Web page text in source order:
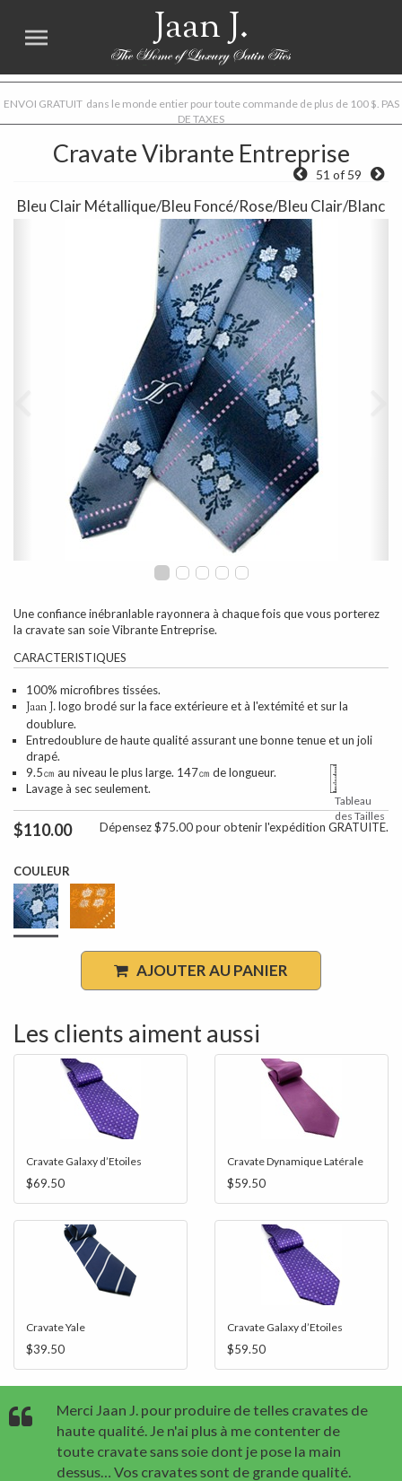
Jaan J.
ENVOI GRATUIT dans le monde entier pour toute commande de plus de 100 $. PAS
DE TAXES
Cravate Vibrante Entreprise
51 of 59
Bleu Clair Métallique/Bleu Foncé/Rose/Bleu Clair/Blanc
Previous
Une confiance inébranlable rayonnera à chaque fois que vous porterez
la cravate san soie Vibrante Entreprise.
CARACTERISTIQUES
100% microfibres tissées.
Jaan J.logo brodé sur la face extérieure et à l'extémité et sur la
doublure.
Entredoublure de haute qualité assurant une bonne tenue et un joli
drapé.
9.5㎝ au niveau le plus large. 147㎝ de longueur.
Tableau
des Tailles
Lavage à sec seulement.
$110.00 Dépensez $75.00 pour obtenir l'expédition GRATUITE.
COULEUR
AJOUTER AU PANIER
Les clients aiment aussi
Cravate Galaxy d’Etoiles
$69.50
Cravate Dynamique Latérale
$59.50
Cravate Yale
$39.50
Cravate Galaxy d’Etoiles
$59.50
Merci Jaan J. pour produire de telles cravates de
haute qualité. Je n'ai plus à me contenter de
toute cravate sans soie dont je pose la main
dessus… Vos cravates sont de grande qualité.